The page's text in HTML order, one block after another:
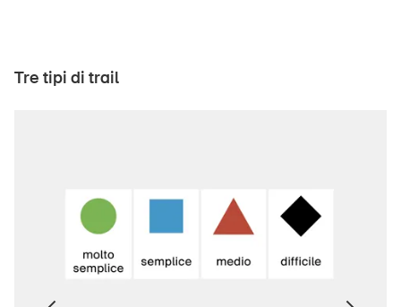
Tre tipi di trail